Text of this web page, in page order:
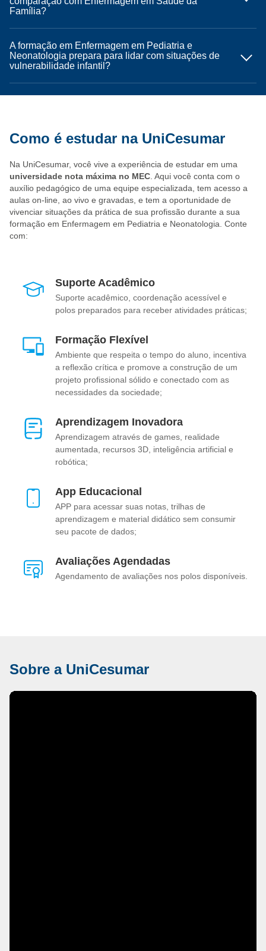
Família?
A formação em Enfermagem em Pediatria e
Neonatologia prepara para lidar com situações de
vulnerabilidade infantil?
Como é estudar na UniCesumar
Na UniCesumar, você vive a experiência de estudar em uma
universidade nota máxima no MEC . Aqui você conta com o
auxílio pedagógico de uma equipe especializada, tem acesso a
aulas on-line, ao vivo e gravadas, e tem a oportunidade de
vivenciar situações da prática de sua profissão durante a sua
formação em Enfermagem em Pediatria e Neonatologia. Conte
com:
Suporte Acadêmico
Suporte acadêmico, coordenação acessível e
polos preparados para receber atividades práticas;
Formação Flexível
Ambiente que respeita o tempo do aluno, incentiva
a reflexão crítica e promove a construção de um
projeto profissional sólido e conectado com as
necessidades da sociedade;
Aprendizagem Inovadora
Aprendizagem através de games, realidade
aumentada, recursos 3D, inteligência artificial e
robótica;
App Educacional
APP para acessar suas notas, trilhas de
aprendizagem e material didático sem consumir
seu pacote de dados;
Avaliações Agendadas
Agendamento de avaliações nos polos disponíveis.
Sobre a UniCesumar